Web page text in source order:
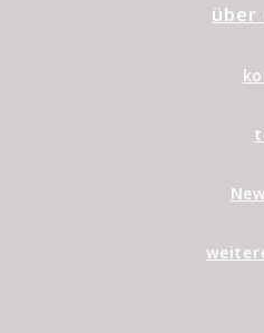
über